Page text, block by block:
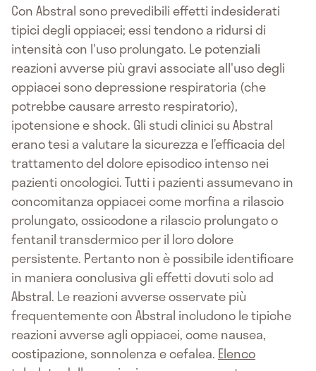
Con Abstral sono prevedibili effetti indesiderati
tipici degli oppiacei; essi tendono a ridursi di
intensità con l'uso prolungato. Le potenziali
reazioni avverse più gravi associate all'uso degli
oppiacei sono depressione respiratoria (che
potrebbe causare arresto respiratorio),
ipotensione e shock. Gli studi clinici su Abstral
erano tesi a valutare la sicurezza e l’efficacia del
trattamento del dolore episodico intenso nei
pazienti oncologici. Tutti i pazienti assumevano in
concomitanza oppiacei come morfina a rilascio
prolungato, ossicodone a rilascio prolungato o
fentanil transdermico per il loro dolore
persistente. Pertanto non è possibile identificare
in maniera conclusiva gli effetti dovuti solo ad
Abstral. Le reazioni avverse osservate più
frequentemente con Abstral includono le tipiche
reazioni avverse agli oppiacei, come nausea,
costipazione, sonnolenza e cefalea. Elenco